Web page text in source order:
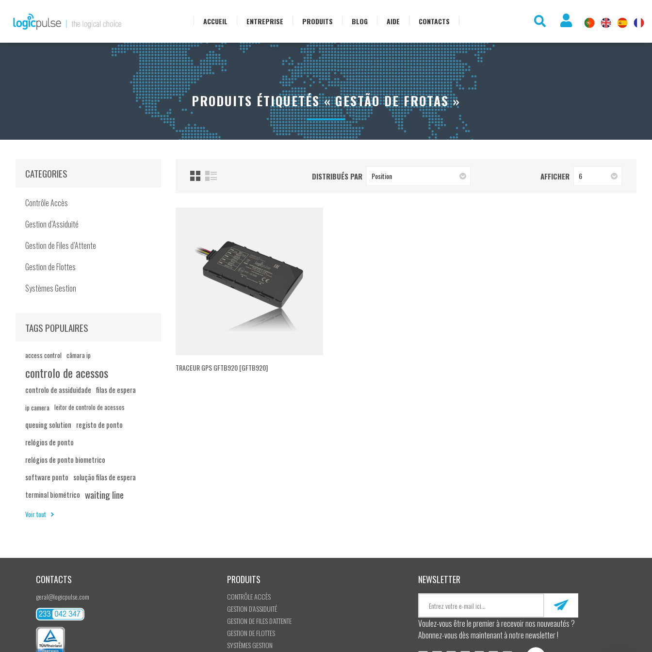
ACCUEIL ENTREPRISE PRODUITS BLOG AIDE CONTACTS
PRODUITS ÉTIQUETÉS « GESTÃO DE FROTAS »
DISTRIBUÉS PAR Position AFFICHER 6
TRACEUR GPS GFTB920 [GFTB920]
CATEGORIES
Contrôle Accès
Gestion d’Assiduité
Gestion de Files d’Attente
Gestion de Flottes
Systèmes Gestion
TAGS POPULAIRES
access control câmara ip
controlo de acessos
controlo de assiduidade filas de espera
ip camera leitor de controlo de acessos
queuing solution registo de ponto
relógios de ponto
relógios de ponto biometrico
software ponto solução filas de espera
terminal biométrico waiting line
Voir tout
CONTACTS
geral@logicpulse.com
PRODUITS
CONTRÔLE ACCÈS
GESTION D’ASSIDUITÉ
GESTION DE FILES D’ATTENTE
GESTION DE FLOTTES
SYSTÈMES GESTION
NEWSLETTER
Voulez-vous être le premier à recevoir nos nouveautés ?
Abonnez-vous dès maintenant à notre newsletter !